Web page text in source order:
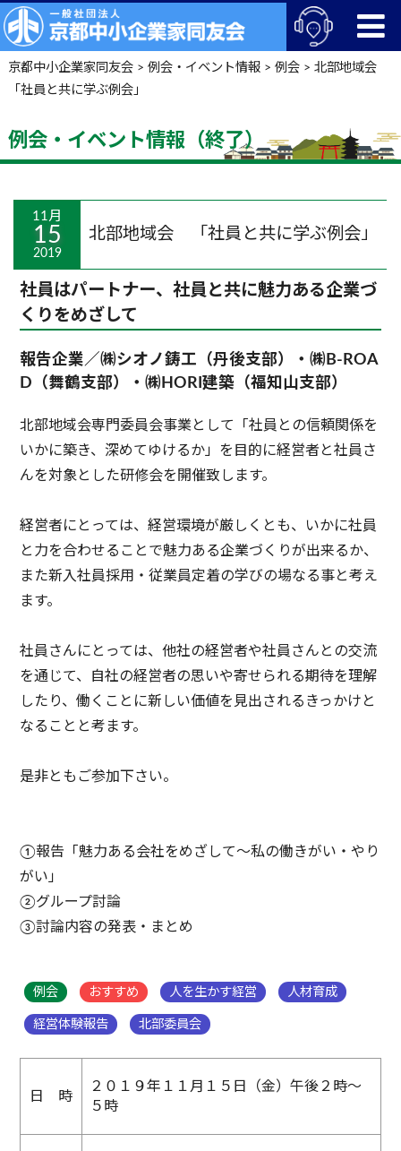
京都中小企業家同友会> 例会・イベント情報> 例会> 北部地域会
「社員と共に学ぶ例会」
例会・イベント情報（終了）
11月
15
2019
北部地域会 「社員と共に学ぶ例会」
社員はパートナー、社員と共に魅力ある企業づ
くりをめざして
報告企業／㈱シオノ鋳工（丹後支部）・㈱B-ROA
D（舞鶴支部）・㈱HORI建築（福知山支部）
北部地域会専門委員会事業として「社員との信頼関係を
いかに築き、深めてゆけるか」を目的に経営者と社員さ
んを対象とした研修会を開催致します。
経営者にとっては、経営環境が厳しくとも、いかに社員
と力を合わせることで魅力ある企業づくりが出来るか、
また新入社員採用・従業員定着の学びの場なる事と考え
ます。
社員さんにとっては、他社の経営者や社員さんとの交流
を通じて、自社の経営者の思いや寄せられる期待を理解
したり、働くことに新しい価値を見出されるきっかけと
なることと考ます。
是非ともご参加下さい。
①報告「魅力ある会社をめざして～私の働きがい・やり
がい」
②グループ討論
③討論内容の発表・まとめ
例会 おすすめ 人を生かす経営 人材育成
経営体験報告 北部委員会
日 時
２０１９年１１月１５日（金）午後２時～
５時